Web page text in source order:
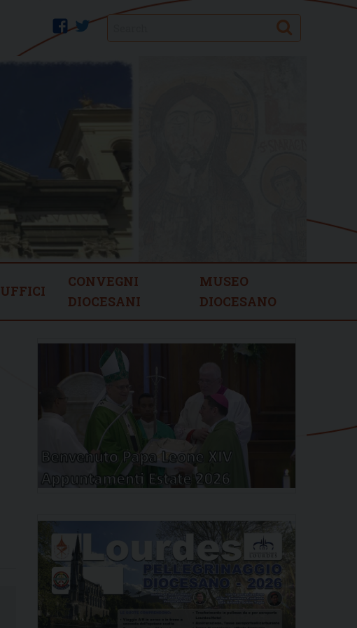
twitter
facebook Search
UFFICI
CONVEGNI
DIOCESANI
MUSEO
DIOCESANO